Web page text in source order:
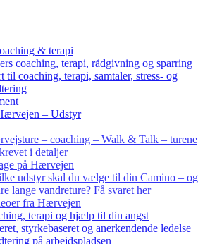
& terapi
coaching, terapi, rådgivning og sparring
til coaching, terapi, samtaler, stress- og
– Udstyr
– coaching – Walk & Talk – turene
i detaljer
på Hærvejen
udstyr skal du vælge til din Camino – og
lange vandreture? Få svaret her
fra Hærvejen
terapi og hjælp til din angst
styrkebaseret og anerkendende ledelse
på arbejdspladsen